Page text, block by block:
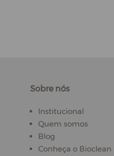
Sobre nós
Institucional
Quem somos
Blog
Conheça o Bioclean